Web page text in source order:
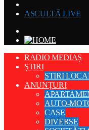
ASCULTĂ LIVE
RADIO MEDIAȘ
ȘTIRI
STIRI
ANUNȚURI
AUTO-
CASE
DIVERSE